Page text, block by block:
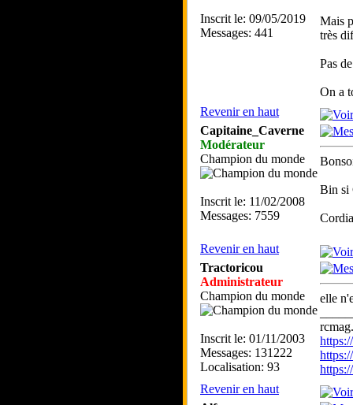
Inscrit le: 09/05/2019
Messages: 441
Mais
très
Pas
On a
Revenir en haut
Capitaine_Caverne
Modérateur
Champion du monde
Inscrit le: 11/02/2008
Messages: 7559
Bin si
Revenir en haut
Tractoricou
Administrateur
Champion du monde
Inscrit le: 01/11/2003
Messages: 131222
Localisation: 93
elle
Revenir en haut